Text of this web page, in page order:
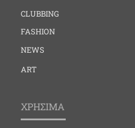
CLUBBING
FASHION
NEWS
ART
ΧΡΗΣΙΜΑ